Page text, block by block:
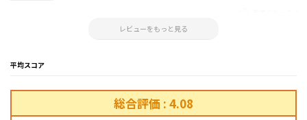
レビューをもっと見る
平均スコア
総合評価 : 4.08